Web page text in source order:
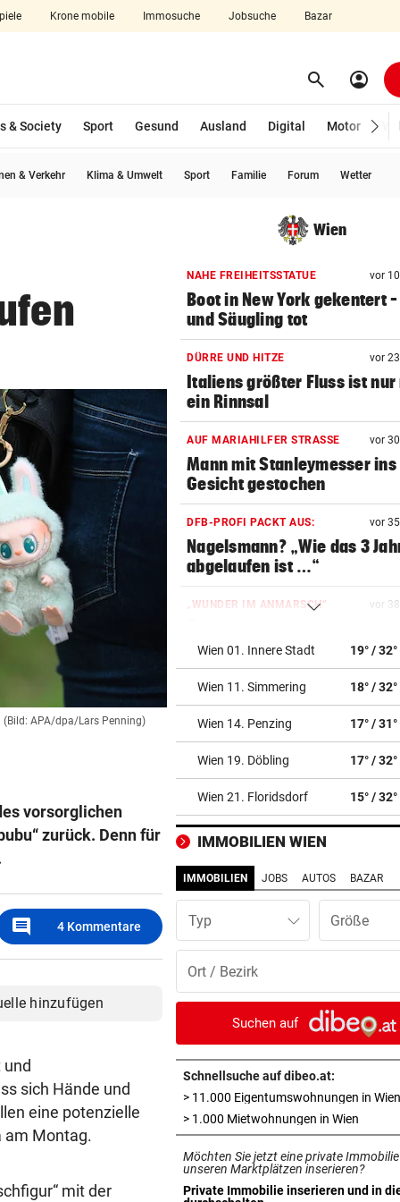
Krone mobile Immosuche Jobsuche Bazar
aufklappen search Suchen
account_circle
& Society Sport Gesund Ausland Digital Motor
& Verkehr Klima & Umwelt Sport Familie Forum Wetter
(Bild: APA/dpa/Lars Penning)
vorsorglichen
zurück. Denn für
comment 4 Kommentare
hinzufügen
sich Hände und
eine potenzielle
am Montag.
mit der
Wien
NAHE FREIHEITSSTATUE vor
Boot in New York gekentert
und Säugling tot
DÜRRE UND HITZE vor
Italiens größter Fluss ist nur
ein Rinnsal
AUF MARIAHILFER STRASSE vor
Mann mit Stanleymesser ins
Gesicht gestochen
DFB-PROFI PACKT AUS: vor
Nagelsmann? „Wie das 3
abgelaufen ist …“
„WUNDER IM ANMARSCH“ vor
zuckersüße Baby-News
42 FLORIANI IM EINSATZ vor
Schwammerlsucher in
Gelände gestürzt
NACH ANSTURM AUF CEUTA vor
Streit zwischen Rom und
Brunner vermittelt
FPÖ immer stärker, zieht
die ÖVP-Reißleine?
flüchtet nach Unfall
SERIE GEHT WEITER vor
Säure-Einbrecher in Wien-
Ottakring am Werk
ALLE TITEL WEG, ABER: vor
Ex-Prinz Andrew soll royales
Begräbnis erhalten
Wien 01. Innere Stadt 19° / 32°
Wien 11. Simmering 18° / 32°
Wien 14. Penzing 17° / 31°
Wien 19. Döbling 17° / 32°
Wien 21. Floridsdorf 15° / 32°
IMMOBILIEN WIEN
IMMOBILIEN JOBS AUTOS BAZAR
Typ
Suchen auf
Schnellsuche auf dibeo.at:
> 11.000 Eigentumswohnungen in Wien
> 1.000 Mietwohnungen in Wien
Möchten Sie jetzt eine private
unseren Marktplätzen inserieren?
Private Immobilie inserieren und in